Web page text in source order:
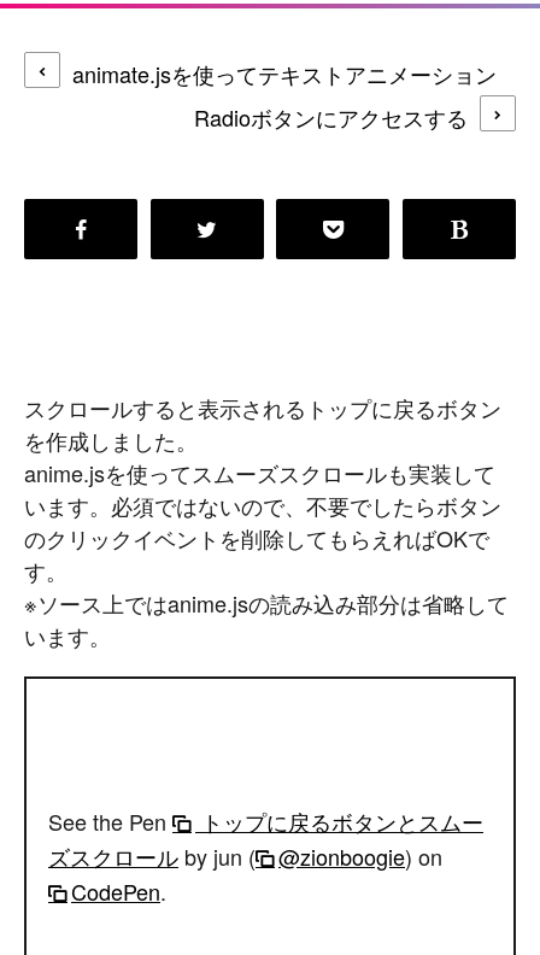
animate.jsを使ってテキストアニメーション
Radioボタンにアクセスする
スクロールすると表示されるトップに戻るボタン
を作成しました。
anime.jsを使ってスムーズスクロールも実装して
います。必須ではないので、不要でしたらボタン
のクリックイベントを削除してもらえればOKで
す。
※ソース上ではanime.jsの読み込み部分は省略して
います。
See the Pen
トップに戻るボタンとスムー
ズスクロール by jun ( @zionboogie) on
CodePen.